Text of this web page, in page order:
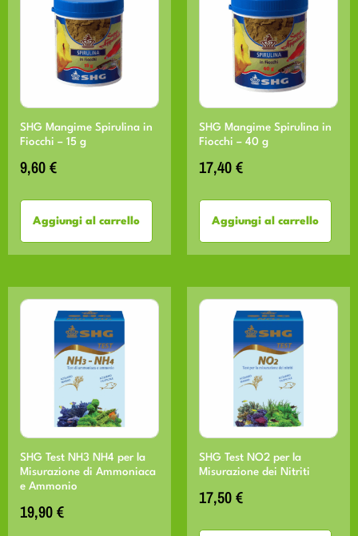
SHG Mangime Spirulina in
Fiocchi – 15 g
9,60€
Aggiungi al carrello
SHG Mangime Spirulina in
Fiocchi – 40 g
17,40€
Aggiungi al carrello
SHG Test NH3 NH4 per la
Misurazione di Ammoniaca
e Ammonio
19,90€
SHG Test NO2 per la
Misurazione dei Nitriti
17,50€